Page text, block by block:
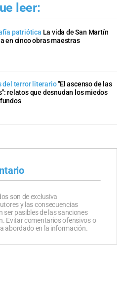
leer:
patriótica La vida de San Martín
en cinco obras maestras
del terror literario"El ascenso de las
relatos que desnudan los miedos
son de exclusiva
y las consecuencias
ser pasibles de las sanciones
Evitar comentarios ofensivos o
abordado en la información.